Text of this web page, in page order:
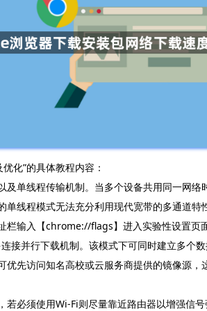
化”的具体教程内容：
单线程传输机制。当多个设备共用同一网
线程模式无法充分利用现代宽带的多通道特
栏输入【chrome://flags】进入实验性设置
并行下载机制。该模式下可同时建立多个数
先访问知名高校或云服务商提供的镜像源
必须使用Wi-Fi则尽量靠近路由器以增强信